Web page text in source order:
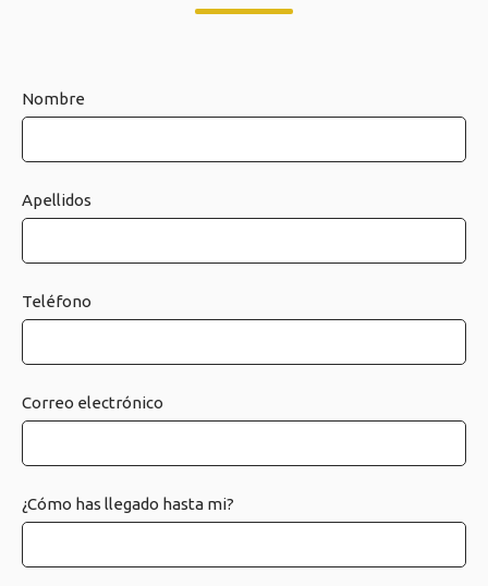
Nombre
Apellidos
Teléfono
Correo electrónico
¿Cómo has llegado hasta mi?